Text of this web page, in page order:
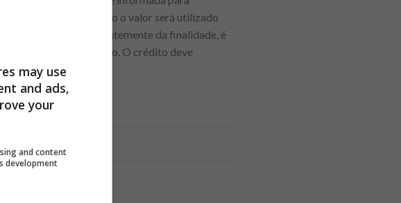
compreender como o valor será utilizado
Independentemente da finalidade, é
de pagamento. O crédito deve
may use
and ads,
your
and content
development